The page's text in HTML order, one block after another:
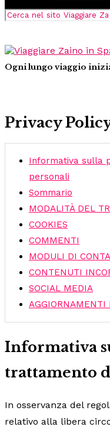
Ogni lungo viaggio
Privacy
Informativa sulla
personali
Sommario
MODALITÀ DEL
COOKIES
COMMENTI
MODULI DI
CONTENUTI
SOCIAL MEDIA
AGGIORNAMENTI
Informativa
trattamento
In osservanza del
relativo alla libera